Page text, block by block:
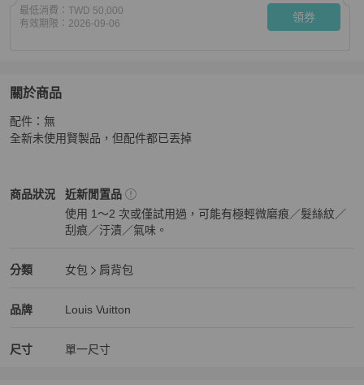
最低消費： TWD 50,000
有效期限： 2026-09-06 領券
關於商品
關於 (全新閒置品）LV達芙妮金鍊包
配件：無
全新未使用賢製品，但配件都已丟掉
商品狀況
Louis Vuitton女包商品狀態與細節
近新閒置品
使用 1～2 次或僅試用過，可能有極輕微磨痕／髮絲紋／
刮痕／汙漬／氣味。
分類
Louis Vuitton女包 分類資訊
女包
肩背包
品牌
Louis Vuitton精品女包品牌介紹
Louis Vuitton
Louis Vuitton推薦清單
尺寸 單一尺寸